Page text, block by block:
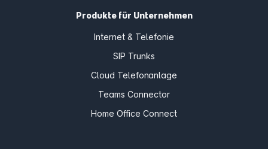
Produkte für Unternehmen
Internet & Telefonie
SIP Trunks
Cloud Telefonanlage
Teams Connector
Home Office Connect